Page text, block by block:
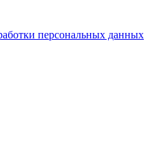
персональных данных